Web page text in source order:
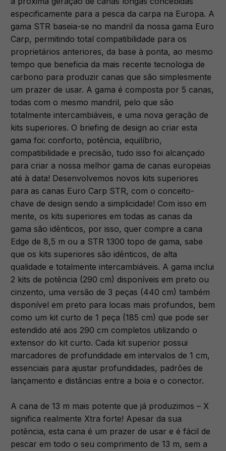
especificamente para a pesca da carpa na Europa. A
gama STR baseia-se no mandril da nossa gama Euro
Carp, permitindo total compatibilidade para os
proprietários anteriores, da base à ponta, ao mesmo
tempo que beneficia da mais recente tecnologia de
carbono para produzir canas que são simplesmente
um prazer de usar. A gama é composta por 5 canas,
todas com o mesmo mandril, pelo que são
totalmente intercambiáveis, e uma nova geração de
kits superiores. O briefing de design ao criar esta
gama foi: conforto, potência, equilíbrio,
compatibilidade e precisão, tudo isso foi alcançado
para criar a nossa melhor gama de canas europeias
até à data! Desenvolvemos novos kits superiores
para as canas Euro Carp STR, com o conceito-
chave de design sendo a simplicidade! Com isso em
mente, os kits superiores em todas as canas da
gama são idênticos, por isso, quer compre a cana
Edge de 8,5 m ou a STR 1300 topo de gama, sabe
que os kits superiores são idênticos, de alta
qualidade e totalmente intercambiáveis. A gama inclui
2 kits de potência (290 cm) disponíveis em preto ou
cinzento, uma versão de 3 peças (440 cm) também
disponível em preto para locais mais profundos, bem
como um kit curto de 1 peça (185 cm) que pode ser
estendido até aos 290 cm completos utilizando o
extensor do kit curto. Cada kit superior possui
marcadores de profundidade em intervalos de 1 cm,
essenciais para ajustar profundidades, padrões de
lançamento e distâncias entre a boia e o conector.
A cana de 13 m mais potente que já produzimos – X
significa realmente Xtra forte! Apesar da sua
potência, esta cana é um prazer de usar e é fácil de
pescar em todo o seu comprimento de 13 m, sem a